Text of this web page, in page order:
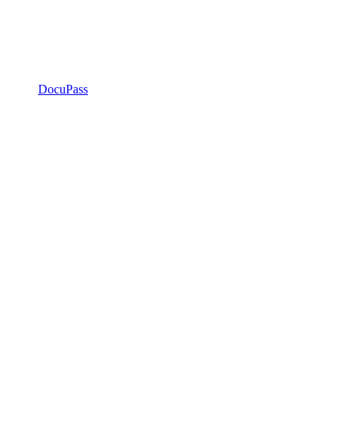
DocuPass